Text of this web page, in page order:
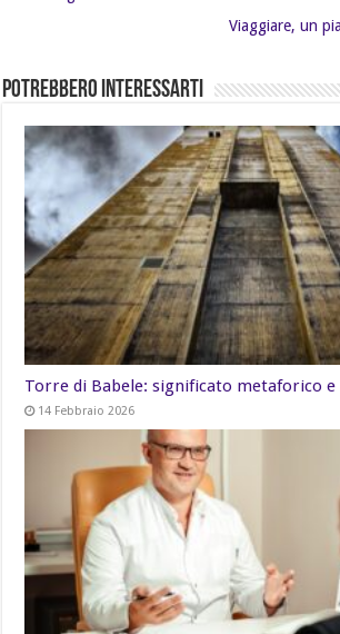
Viaggiare, un
Potrebbero Interessarti
Torre di Babele: significato metaforico e
14 Febbraio 2026